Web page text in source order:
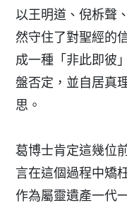
以王明道、倪柝聲
然守住了對聖經的
成一種「非此即彼
盤否定，並自居真
思。
葛博士肯定這幾位
言在這個過程中矯
作為屬靈遺產一代